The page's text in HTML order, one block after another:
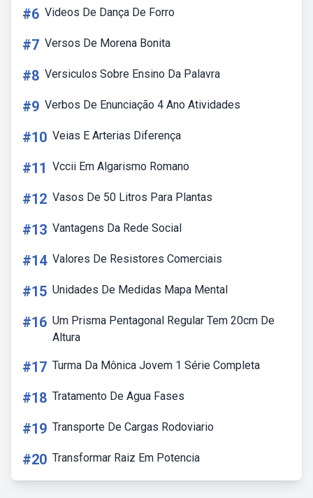
#6 Videos De Dança De Forro
#7 Versos De Morena Bonita
#8 Versiculos Sobre Ensino Da Palavra
#9 Verbos De Enunciação 4 Ano Atividades
#10 Veias E Arterias Diferença
#11 Vccii Em Algarismo Romano
#12 Vasos De 50 Litros Para Plantas
#13 Vantagens Da Rede Social
#14 Valores De Resistores Comerciais
#15 Unidades De Medidas Mapa Mental
#16 Um Prisma Pentagonal Regular Tem 20cm De
Altura
#17 Turma Da Mônica Jovem 1 Série Completa
#18 Tratamento De Agua Fases
#19 Transporte De Cargas Rodoviario
#20 Transformar Raiz Em Potencia